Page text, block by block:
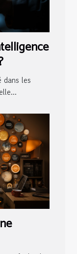
dans les